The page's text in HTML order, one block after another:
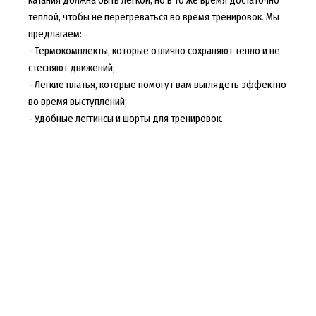
теплой, чтобы не перегреваться во время тренировок. Мы
предлагаем:
- Термокомплекты, которые отлично сохраняют тепло и не
стесняют движений;
- Легкие платья, которые помогут вам выглядеть эффектно
во время выступлений;
- Удобные леггинсы и шорты для тренировок.